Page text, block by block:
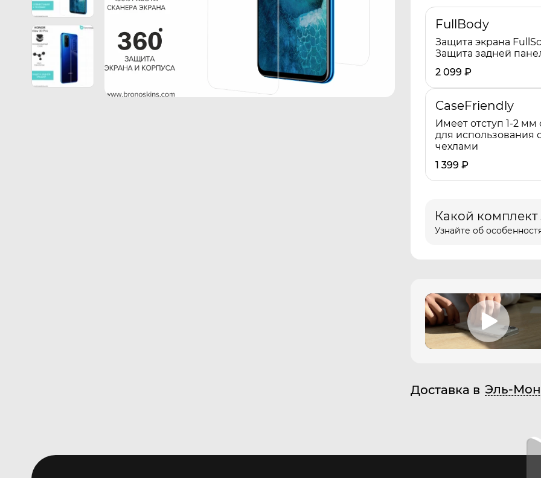
FullBody
Защита экрана
Защита задней
2 099 ₽
CaseFriendly
Имеет отступ 1-2 мм
для использования
чехлами
1 399 ₽
Какой
Узнайте об
Доставка в Эль-